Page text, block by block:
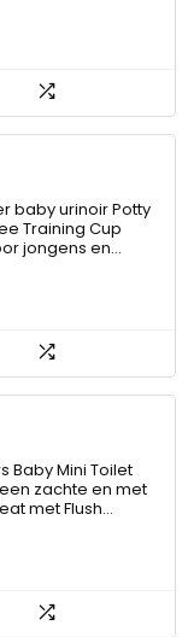
baby urinoir Potty
Training Cup
jongens en…
Baby Mini Toilet
zachte en met
met Flush…